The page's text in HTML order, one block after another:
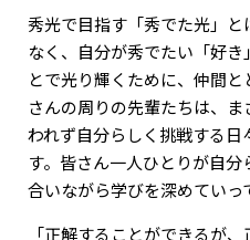
秀光で目指す「秀でた光」
なく、自分が秀でたい「好
とで光り輝くために、仲間
さんの周りの先輩たちは、
われず自分らしく挑戦する日
す。皆さん一人ひとりが自
合いながら学びを深めていっ
「正解することができるが